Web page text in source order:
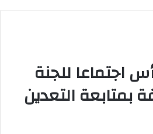
اجتماعا للجنة
بمتابعة التعدين